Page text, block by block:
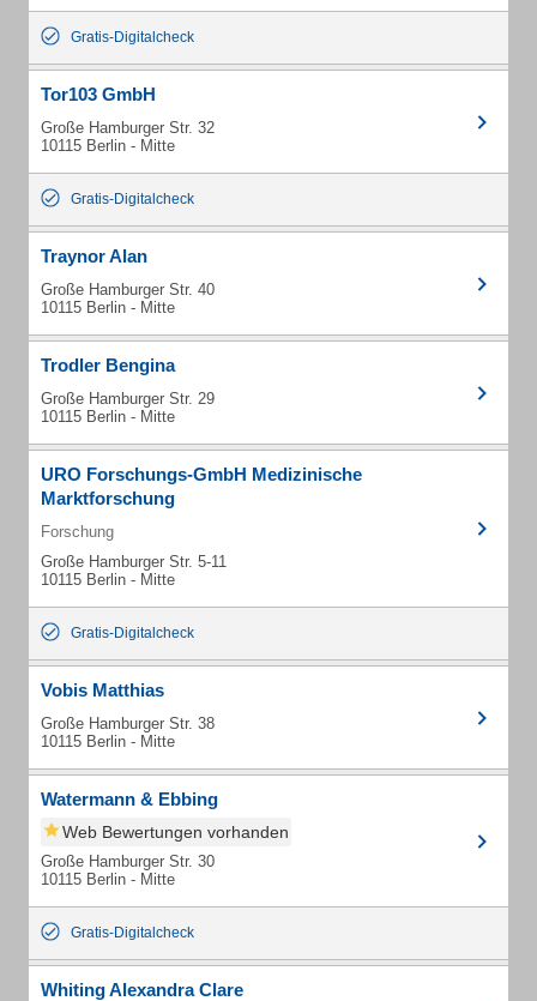
Gratis-Digitalcheck
Tor103 GmbH
Große Hamburger Str. 32
10115 Berlin - Mitte
Gratis-Digitalcheck
Traynor Alan
Große Hamburger Str. 40
10115 Berlin - Mitte
Trodler Bengina
Große Hamburger Str. 29
10115 Berlin - Mitte
URO Forschungs-GmbH Medizinische
Marktforschung
Forschung
Große Hamburger Str. 5-11
10115 Berlin - Mitte
Gratis-Digitalcheck
Vobis Matthias
Große Hamburger Str. 38
10115 Berlin - Mitte
Watermann & Ebbing
Web Bewertungen vorhanden
Große Hamburger Str. 30
10115 Berlin - Mitte
Gratis-Digitalcheck
Whiting Alexandra Clare